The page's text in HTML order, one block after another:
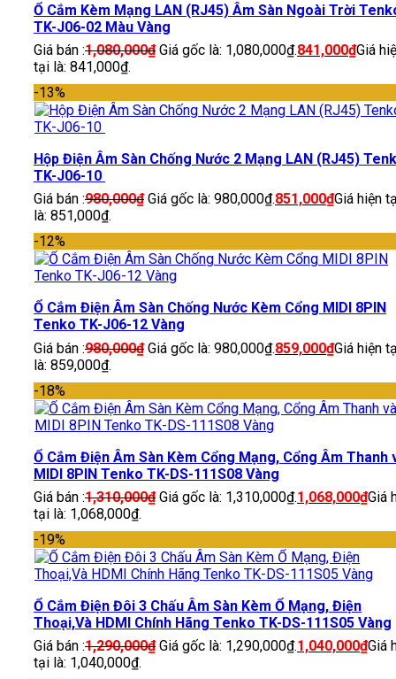
Ổ Cắm Kèm Mạng LAN (RJ45) Âm Sàn Ngoài Trời
TK-J06-02 Màu Vàng
Giá bán :1,080,000₫ Giá gốc là: 1,080,000₫.841,000₫Giá
tại là: 841,000₫.
-13%
Hộp Điện Âm Sàn Chống Nước 2 Mạng LAN (RJ45)
TK-J06-10
Giá bán :980,000₫ Giá gốc là: 980,000₫.851,000₫Giá hiện
là: 851,000₫.
-12%
Ổ Cắm Điện Âm Sàn Chống Nước Kèm Cổng MIDI 8PIN
Tenko TK-J06-12 Vàng
Giá bán :980,000₫ Giá gốc là: 980,000₫.859,000₫Giá hiện
là: 859,000₫.
-18%
Ổ Cắm Điện Âm Sàn Kèm Cổng Mạng, Cổng Âm Thanh
MIDI 8PIN Tenko TK-DS-111S08 Vàng
Giá bán :1,310,000₫ Giá gốc là: 1,310,000₫.1,068,000₫Giá
tại là: 1,068,000₫.
-19%
Ổ Cắm Điện Đôi 3 Chấu Âm Sàn Kèm Ổ Mạng, Điện
Thoại,Và HDMI Chính Hãng Tenko TK-DS-111S05 Vàng
Giá bán :1,290,000₫ Giá gốc là: 1,290,000₫.1,040,000₫Giá
tại là: 1,040,000₫.